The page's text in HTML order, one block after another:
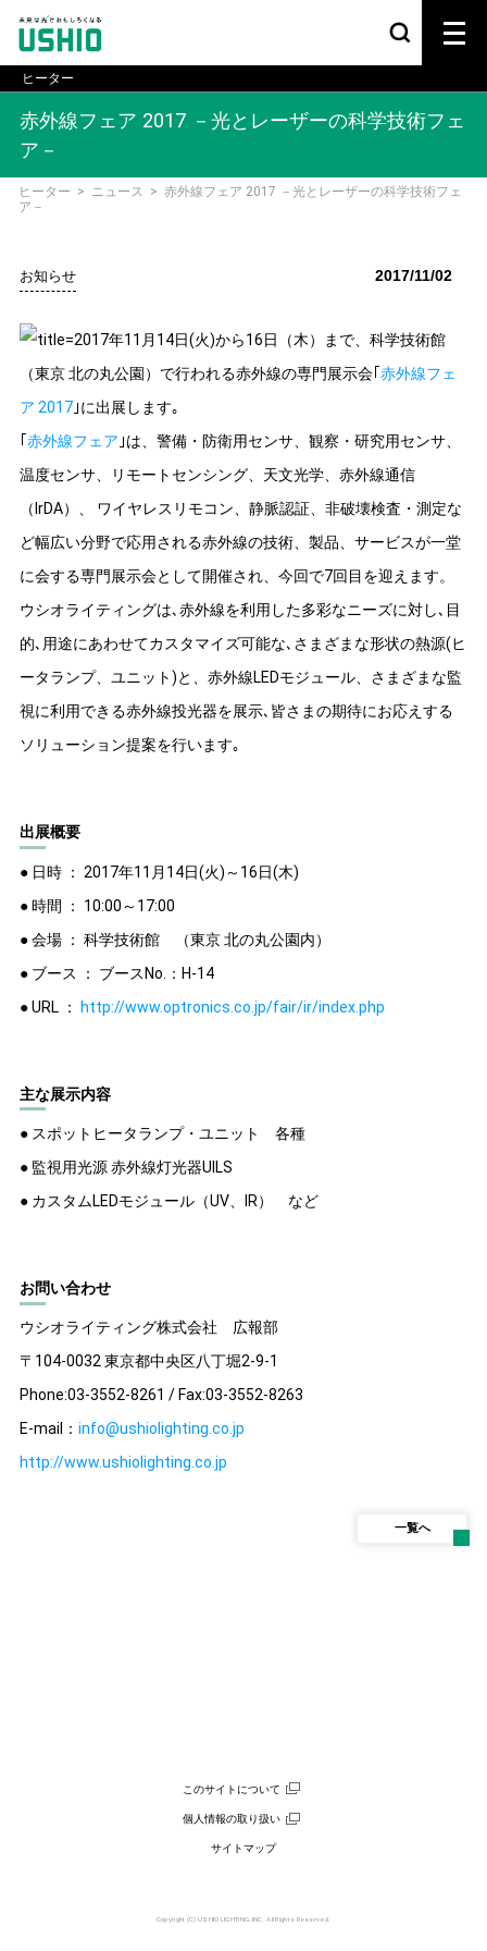
ヒーター
赤外線フェア 2017 －光とレーザーの科学技術フェ
ア－
ヒーター > ニュース > 赤外線フェア 2017 －光とレーザーの科学技術フェ
ア－
お知らせ 2017/11/02
2017年11月14日(火)から16日（木）まで、科学技術館
（東京 北の丸公園）で行われる赤外線の専門展示会｢ 赤外線フェ
ア 2017｣に出展します｡
｢ 赤外線フェア ｣は、警備・防衛用センサ、観察・研究用センサ、
温度センサ、リモートセンシング、天文光学、赤外線通信
（IrDA）、 ワイヤレスリモコン、静脈認証、非破壊検査・測定な
ど幅広い分野で応用される赤外線の技術、製品、サービスが一堂
に会する専門展示会として開催され、今回で7回目を迎えます。
ウシオライティングは､赤外線を利用した多彩なニーズに対し､目
的､用途にあわせてカスタマイズ可能な､さまざまな形状の熱源(ヒ
ータランプ、ユニット)と、赤外線LEDモジュール、さまざまな監
視に利用できる赤外線投光器を展示､皆さまの期待にお応えする
ソリューション提案を行います｡
出展概要
● 日時 ： 2017年11月14日(火)～16日(木)
● 時間 ： 10:00～17:00
● 会場 ： 科学技術館 （東京 北の丸公園内）
● ブース ： ブースNo.：H-14
● URL ： http://www.optronics.co.jp/fair/ir/index.php
主な展示内容
● スポットヒータランプ・ユニット 各種
● 監視用光源 赤外線灯光器UILS
● カスタムLEDモジュール（UV、IR） など
お問い合わせ
ウシオライティング株式会社 広報部
〒104-0032 東京都中央区八丁堀2-9-1
Phone:03-3552-8261 / Fax:03-3552-8263
E-mail： info@ushiolighting.co.jp
http://www.ushiolighting.co.jp
一覧へ
このサイトについて
個人情報の取り扱い
サイトマップ
Copyright (C) USHIO LIGHTING, INC. All Rights Reserved.